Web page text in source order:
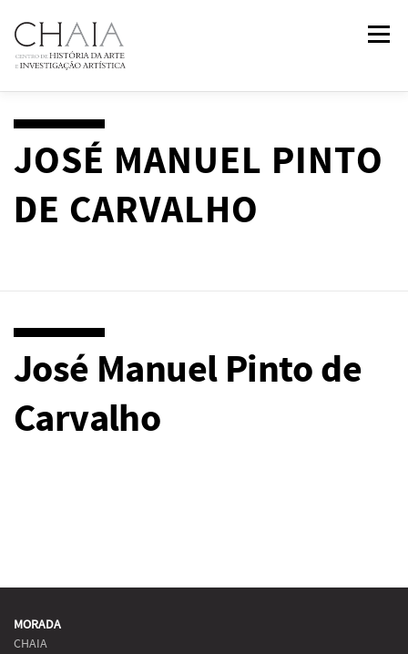
para
conteúdo
Menu
PUBLICAÇÕES NOTÍCIAS EVENTOS
JOSÉ MANUEL PINTO
DE CARVALHO
José Manuel Pinto de
Carvalho
MORADA
CHAIA